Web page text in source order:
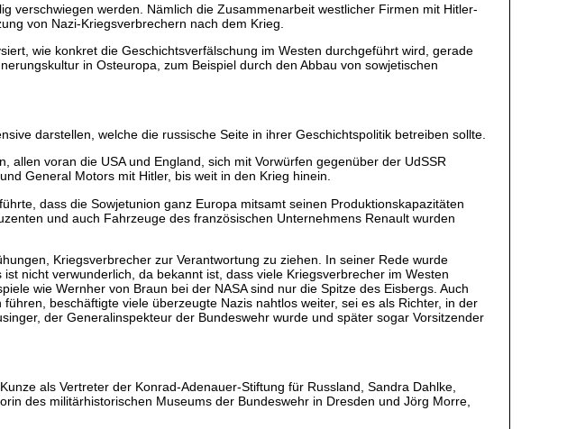
verschwiegen werden. Nämlich die Zusammenarbeit westlicher Firmen mit Hitler-
von Nazi-Kriegsverbrechern nach dem Krieg.
wie konkret die Geschichtsverfälschung im Westen durchgeführt wird, gerade
in Osteuropa, zum Beispiel durch den Abbau von sowjetischen
darstellen, welche die russische Seite in ihrer Geschichtspolitik betreiben sollte.
voran die USA und England, sich mit Vorwürfen gegenüber der UdSSR
General Motors mit Hitler, bis weit in den Krieg hinein.
dass die Sowjetunion ganz Europa mitsamt seinen Produktionskapazitäten
und auch Fahrzeuge des französischen Unternehmens Renault wurden
Kriegsverbrecher zur Verantwortung zu ziehen. In seiner Rede wurde
nicht verwunderlich, da bekannt ist, dass viele Kriegsverbrecher im Westen
wie Wernher von Braun bei der NASA sind nur die Spitze des Eisbergs. Auch
beschäftigte viele überzeugte Nazis nahtlos weiter, sei es als Richter, in der
der Generalinspekteur der Bundeswehr wurde und später sogar Vorsitzender
als Vertreter der Konrad-Adenauer-Stiftung für Russland, Sandra Dahlke,
des militärhistorischen Museums der Bundeswehr in Dresden und Jörg Morre,